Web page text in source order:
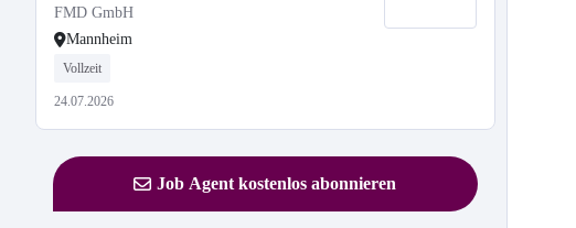
FMD GmbH
Mannheim
Vollzeit
24.07.2026
Job Agent kostenlos abonnieren